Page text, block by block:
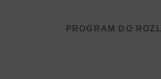
PROGRAM DO